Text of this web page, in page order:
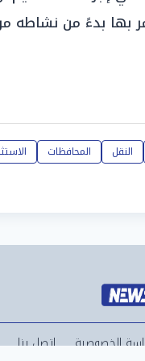
بدءً من نشاطه
النقل المحافظات
الخصوصية اتصل بنا